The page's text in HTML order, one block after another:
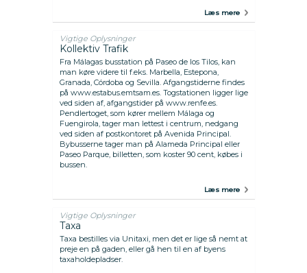
Læs mere
Vigtige Oplysninger
Kollektiv Trafik
Fra Málagas busstation på Paseo de los Tilos, kan
man køre videre til f.eks. Marbella, Estepona,
Granada, Córdoba og Sevilla. Afgangstiderne findes
på www.estabus.emtsam.es. Togstationen ligger lige
ved siden af, afgangstider på www.renfe.es.
Pendlertoget, som kører mellem Málaga og
Fuengirola, tager man lettest i centrum, nedgang
ved siden af postkontoret på Avenida Principal.
Bybusserne tager man på Alameda Principal eller
Paseo Parque, billetten, som koster 90 cent, købes i
bussen.
Læs mere
Vigtige Oplysninger
Taxa
Taxa bestilles via Unitaxi, men det er lige så nemt at
preje en på gaden, eller gå hen til en af byens
taxaholdepladser.